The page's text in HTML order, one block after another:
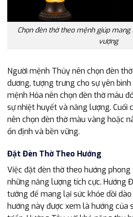
Chọn đèn thờ theo mệnh giúp
vượng
Người mệnh Thủy nên chọn đèn
dương, tượng trưng cho sự yên
mệnh Hỏa nên chọn đèn thờ màu
sự nhiệt huyết và năng lượng. Cuối
nên chọn đèn thờ màu vàng hoặc
ổn định và bền vững.
Đặt Đèn Thờ Theo Hướng
Việc đặt đèn thờ theo hướng
những năng lượng tích cực. Hướng
tưởng để mang lại sức khỏe dồi dào
hướng này được xem là hướng của